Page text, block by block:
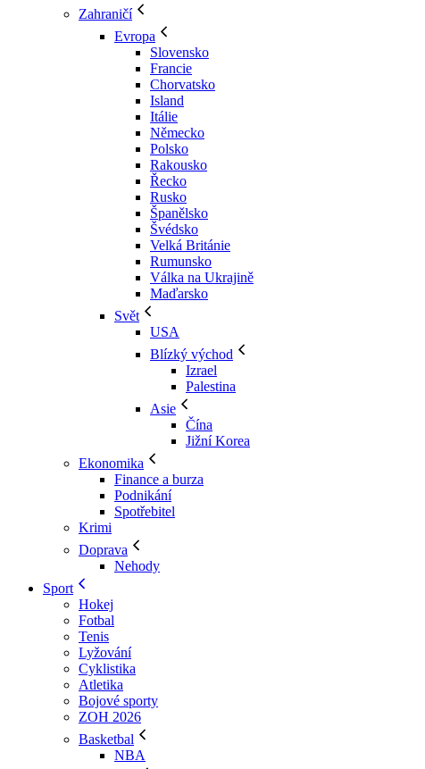
Zahraničí
Evropa
Slovensko
Francie
Chorvatsko
Island
Itálie
Německo
Polsko
Rakousko
Řecko
Rusko
Španělsko
Švédsko
Velká Británie
Rumunsko
Válka na Ukrajině
Maďarsko
Svět
USA
Blízký východ
Izrael
Palestina
Asie
Čína
Jižní Korea
Ekonomika
Finance a burza
Podnikání
Spotřebitel
Krimi
Doprava
Nehody
Sport
Hokej
Fotbal
Tenis
Lyžování
Cyklistika
Atletika
Bojové sporty
ZOH 2026
Basketbal
NBA